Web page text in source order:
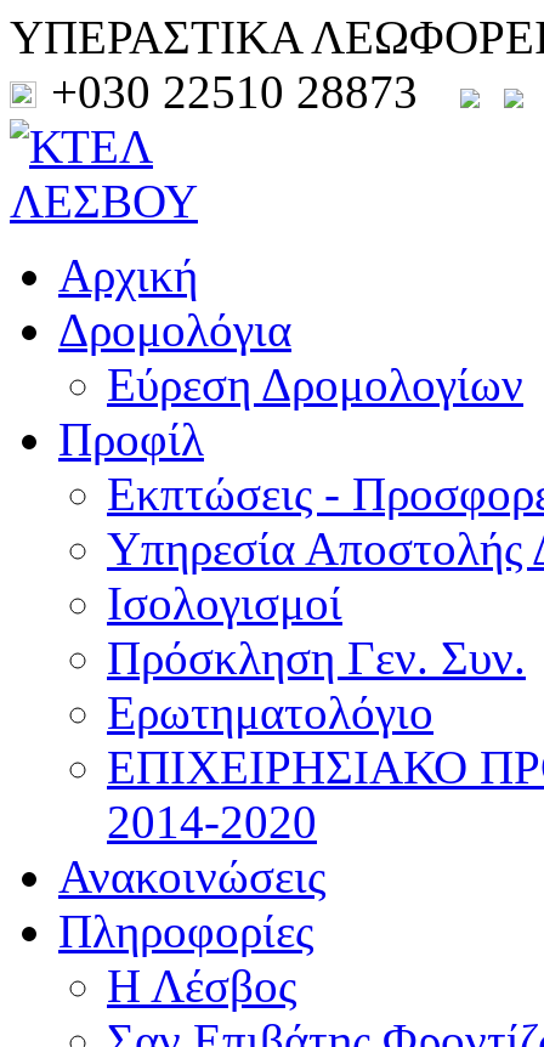
ΥΠΕΡΑΣΤΙΚΑ
+030 22510 28873
Αρχική
Δρομολόγια
Εύρεση Δρομολογίων
Προφίλ
Εκπτώσεις -
Υπηρεσία Αποστολής
Ισολογισμοί
Πρόσκληση Γεν. Συν.
Ερωτηματολόγιο
ΕΠΙΧΕΙΡΗΣΙΑΚΟ
2014-2020
Ανακοινώσεις
Πληροφορίες
Η Λέσβος